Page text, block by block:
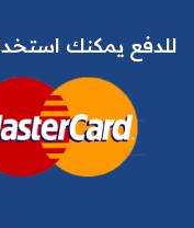
للدفع يمكنك